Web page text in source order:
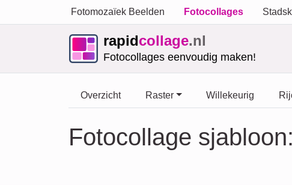
Fotomozaïek Beelden Fotocollages
rapidcollage.nl
Fotocollages eenvoudig maken!
Overzicht Raster Willekeurig
Fotocollage